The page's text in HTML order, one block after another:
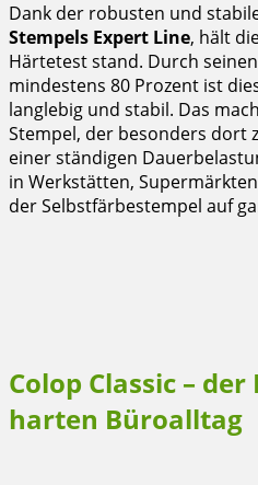
Dank der robusten und
Stempels Expert Line, hält
Härtetest stand. Durch
mindestens 80 Prozent ist
langlebig und stabil. Das
Stempel, der besonders dort
einer ständigen
in Werkstätten,
der Selbstfärbestempel auf
Colop Classic –
harten Büroalltag